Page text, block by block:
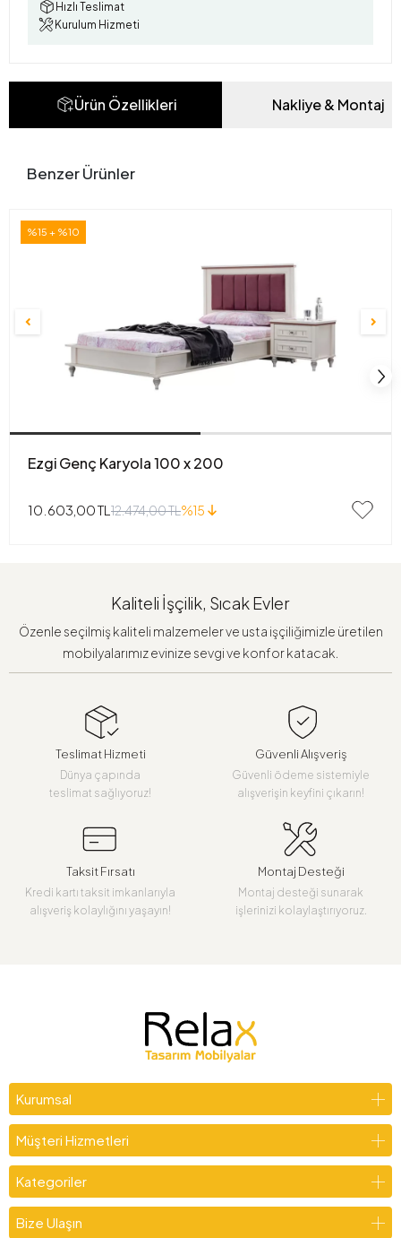
Hızlı Teslimat
Kurulum Hizmeti
Ürün Özellikleri Nakliye & Montaj
Benzer Ürünler
%15 + %10
Ezgi Genç Karyola 100 x 200
10.603,00 TL 12.474,00 TL%15
Kaliteli İşçilik, Sıcak Evler
Özenle seçilmiş kaliteli malzemeler ve usta işçiliğimizle üretilen
mobilyalarımız evinize sevgi ve konfor katacak.
Teslimat Hizmeti
Dünya çapında
teslimat sağlıyoruz!
Güvenli Alışveriş
Güvenli ödeme sistemiyle
alışverişin keyfini çıkarın!
Taksit Fırsatı
Kredi kartı taksit imkanlarıyla
alışveriş kolaylığını yaşayın!
Montaj Desteği
Montaj desteği sunarak
işlerinizi kolaylaştırıyoruz.
Kurumsal
Müşteri Hizmetleri
Kategoriler
Bize Ulaşın